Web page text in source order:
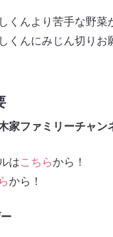
くんより苦手な野菜
くんにみじん切りお
家ファミリーチャン
はこちらから！
から！